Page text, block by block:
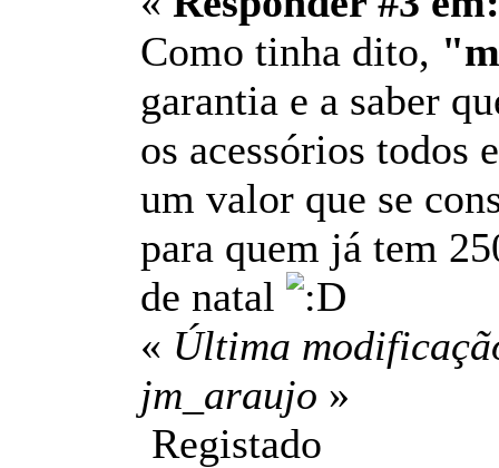
Como tinha dito,
garantia e a saber
os acessórios todos
um valor que se
para quem já tem
de natal
« Última
jm_araujo »
Registado